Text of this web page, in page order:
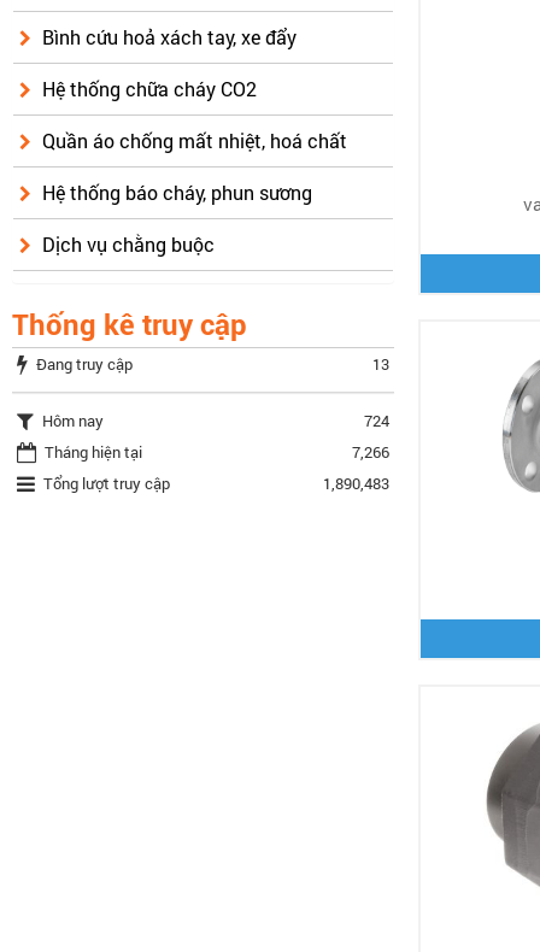
Bình cứu hoả xách tay, xe đẩy
Hệ thống chữa cháy CO2
Quần áo chống mất nhiệt, hoá chất
Hệ thống báo cháy, phun sương
Dịch vụ chằng buộc
Thống kê truy cập
Đang truy cập 13
Hôm nay
724
Tháng hiện tại
7,266
Tổng lượt truy cập
1,890,483